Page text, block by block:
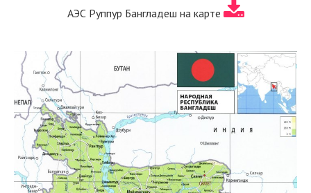
АЭС Руппур Бангладеш на карте